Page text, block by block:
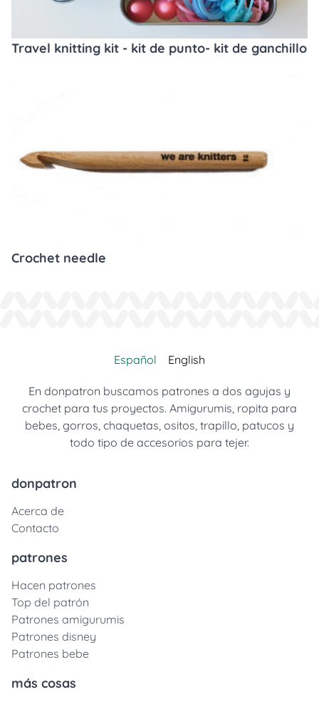
Travel knitting kit - kit de punto- kit de ganchillo
Crochet needle
Español English
En donpatron buscamos patrones a dos agujas y
crochet para tus proyectos. Amigurumis, ropita para
bebes, gorros, chaquetas, ositos, trapillo, patucos y
todo tipo de accesorios para tejer.
donpatron
Acerca de
Contacto
patrones
Hacen patrones
Top del patrón
Patrones amigurumis
Patrones disney
Patrones bebe
más cosas